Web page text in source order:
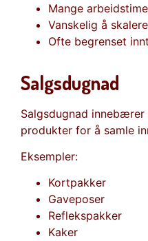
Mange
Vanskelig å skalere
Ofte begrenset
Salgsdugnad
Salgsdugnad
produkter for å samle
Eksempler:
Kortpakker
Gaveposer
Reflekspakker
Kaker